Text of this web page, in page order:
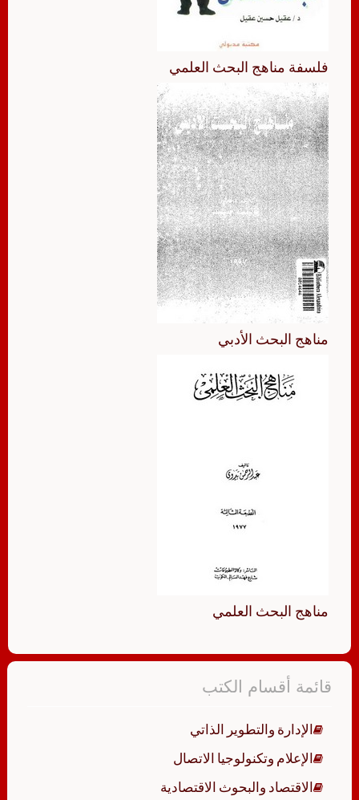
فلسفة مناهج البحث العلمي
مناهج البحث الأدبي
مناهج البحث العلمي
قائمة أقسام الكتب
الإدارة والتطوير الذاتي
الإعلام وتكنولوجيا الاتصال
الاقتصاد والبحوث الاقتصادية